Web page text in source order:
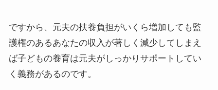
ですから、元夫の扶養負担がいくら増加しても監
護権のあるあなたの収入が著しく減少してしまえ
ば子どもの養育は元夫がしっかりサポートしてい
く義務があるのです。